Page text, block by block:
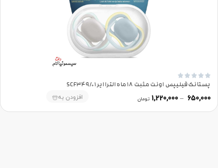





پستانک فیلیپس اونت مثبت 18 ماه الترا ایر SCF349/01
650,000
–
1,220,000 تومان افزودن به